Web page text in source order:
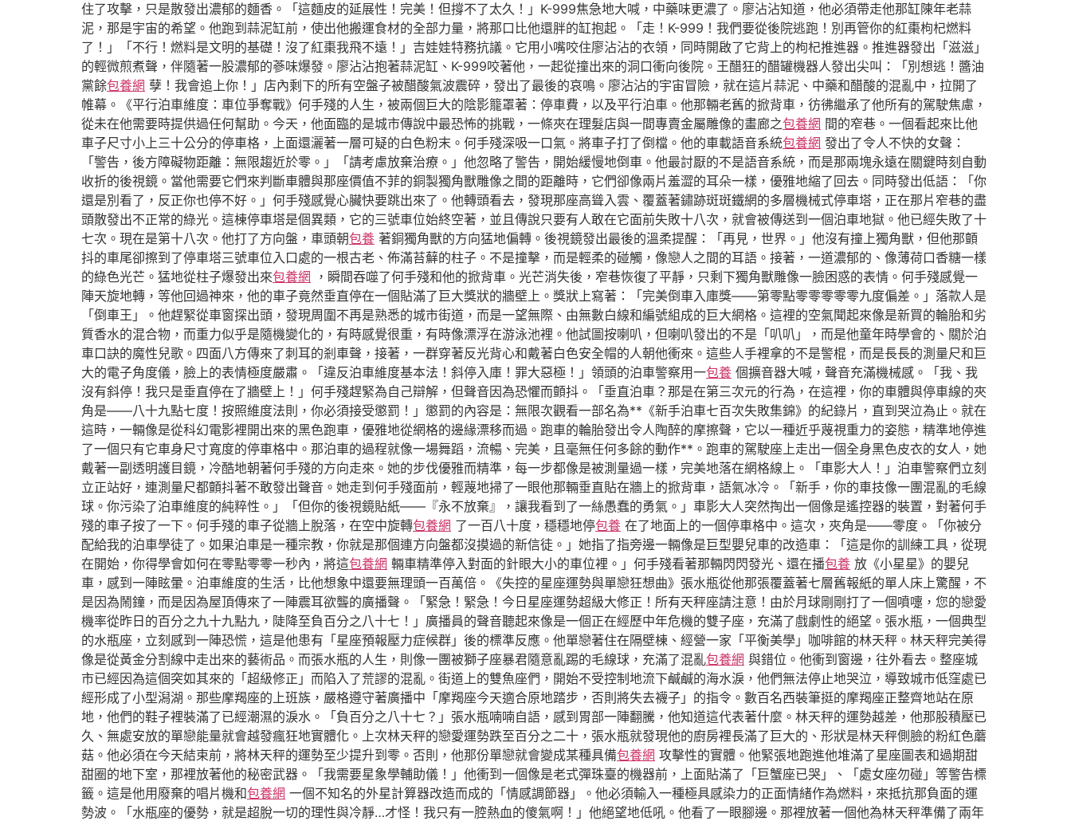
住了攻擊，只是散發出濃郁的麵香。「這麵皮的延展性！完美！但撐不了太久！」K-999焦急地大喊，中藥味更濃了。廖沾沾知道，他必須帶走他那缸陳年老蒜
泥，那是宇宙的希望。他跑到蒜泥缸前，使出他搬運食材的全部力量，將那口比他還胖的缸抱起。「走！K-999！我們要從後院逃跑！別再管你的紅棗枸杞燃料
了！」「不行！燃料是文明的基礎！沒了紅棗我飛不遠！」吉娃娃特務抗議。它用小嘴咬住廖沾沾的衣領，同時開啟了它背上的枸杞推進器。推進器發出「滋滋」
的輕微煎煮聲，伴隨著一股濃郁的蔘味爆發。廖沾沾抱著蒜泥缸、K-999咬著他，一起從撞出來的洞口衝向後院。王醋狂的醋罐機器人發出尖叫：「別想逃！醬油
黨餘包養網 孽！我會追上你！」店內剩下的所有空盤子被醋酸氣波震碎，發出了最後的哀鳴。廖沾沾的宇宙冒險，就在這片蒜泥、中藥和醋酸的混亂中，拉開了
帷幕。《平行泊車維度：車位爭奪戰》何手殘的人生，被兩個巨大的陰影籠罩著：停車費，以及平行泊車。他那輛老舊的掀背車，彷彿繼承了他所有的駕駛焦慮，
從未在他需要時提供過任何幫助。今天，他面臨的是城市傳說中最恐怖的挑戰，一條夾在理髮店與一間專賣金屬雕像的畫廊之包養網 間的窄巷。一個看起來比他
車子尺寸小上三十公分的停車格，上面還灑著一層可疑的白色粉末。何手殘深吸一口氣。將車子打了倒檔。他的車載語音系統包養網 發出了令人不快的女聲：
「警告，後方障礙物距離：無限趨近於零。」「請考慮放棄治療。」他忽略了警告，開始緩慢地倒車。他最討厭的不是語音系統，而是那兩塊永遠在關鍵時刻自動
收折的後視鏡。當他需要它們來判斷車體與那座價值不菲的銅製獨角獸雕像之間的距離時，它們卻像兩片羞澀的耳朵一樣，優雅地縮了回去。同時發出低語：「你
還是別看了，反正你也停不好。」何手殘感覺心臟快要跳出來了。他轉頭看去，發現那座高聳入雲、覆蓋著鏽跡斑斑鐵網的多層機械式停車塔，正在那片窄巷的盡
頭散發出不正常的綠光。這棟停車塔是個異類，它的三號車位始終空著，並且傳說只要有人敢在它面前失敗十八次，就會被傳送到一個泊車地獄。他已經失敗了十
七次。現在是第十八次。他打了方向盤，車頭朝包養 著銅獨角獸的方向猛地偏轉。後視鏡發出最後的溫柔提醒：「再見，世界。」他沒有撞上獨角獸，但他那顫
抖的車尾卻擦到了停車塔三號車位入口處的一根古老、佈滿苔蘚的柱子。不是撞擊，而是輕柔的碰觸，像戀人之間的耳語。接著，一道濃郁的、像薄荷口香糖一樣
的綠色光芒。猛地從柱子爆發出來包養網 ，瞬間吞噬了何手殘和他的掀背車。光芒消失後，窄巷恢復了平靜，只剩下獨角獸雕像一臉困惑的表情。何手殘感覺一
陣天旋地轉，等他回過神來，他的車子竟然垂直停在一個貼滿了巨大獎狀的牆壁上。獎狀上寫著：「完美倒車入庫獎——第零點零零零零零九度偏差。」落款人是
「倒車王」。他趕緊從車窗探出頭，發現周圍不再是熟悉的城市街道，而是一望無際、由無數白線和編號組成的巨大網格。這裡的空氣聞起來像是新買的輪胎和劣
質香水的混合物，而重力似乎是隨機變化的，有時感覺很重，有時像漂浮在游泳池裡。他試圖按喇叭，但喇叭發出的不是「叭叭」，而是他童年時學會的、關於泊
車口訣的魔性兒歌。四面八方傳來了刺耳的剎車聲，接著，一群穿著反光背心和戴著白色安全帽的人朝他衝來。這些人手裡拿的不是警棍，而是長長的測量尺和巨
大的電子角度儀，臉上的表情極度嚴肅。「違反泊車維度基本法！斜停入庫！罪大惡極！」領頭的泊車警察用一包養 個擴音器大喊，聲音充滿機械感。「我、我
沒有斜停！我只是垂直停在了牆壁上！」何手殘趕緊為自己辯解，但聲音因為恐懼而顫抖。「垂直泊車？那是在第三次元的行為，在這裡，你的車體與停車線的夾
角是——八十九點七度！按照維度法則，你必須接受懲罰！」懲罰的內容是：無限次觀看一部名為**《新手泊車七百次失敗集錦》的紀錄片，直到哭泣為止。就在
這時，一輛像是從科幻電影裡開出來的黑色跑車，優雅地從網格的邊緣漂移而過。跑車的輪胎發出令人陶醉的摩擦聲，它以一種近乎蔑視重力的姿態，精準地停進
了一個只有它車身尺寸寬度的停車格中。那泊車的過程就像一場舞蹈，流暢、完美，且毫無任何多餘的動作**。跑車的駕駛座上走出一個全身黑色皮衣的女人，她
戴著一副透明護目鏡，冷酷地朝著何手殘的方向走來。她的步伐優雅而精準，每一步都像是被測量過一樣，完美地落在網格線上。「車影大人！」泊車警察們立刻
立正站好，連測量尺都顫抖著不敢發出聲音。她走到何手殘面前，輕蔑地掃了一眼他那輛垂直貼在牆上的掀背車，語氣冰冷。「新手，你的車技像一團混亂的毛線
球。你污染了泊車維度的純粹性。」「但你的後視鏡貼紙——『永不放棄』，讓我看到了一絲愚蠢的勇氣。」車影大人突然掏出一個像是遙控器的裝置，對著何手
殘的車子按了一下。何手殘的車子從牆上脫落，在空中旋轉包養網 了一百八十度，穩穩地停包養 在了地面上的一個停車格中。這次，夾角是——零度。「你被分
配給我的泊車學徒了。如果泊車是一種宗教，你就是那個連方向盤都沒摸過的新信徒。」她指了指旁邊一輛像是巨型嬰兒車的改造車：「這是你的訓練工具，從現
在開始，你得學會如何在零點零零一秒內，將這包養網 輛車精準停入對面的針眼大小的車位裡。」何手殘看著那輛閃閃發光、還在播包養 放《小星星》的嬰兒
車，感到一陣眩暈。泊車維度的生活，比他想象中還要無理頭一百萬倍。《失控的星座運勢與單戀狂想曲》張水瓶從他那張覆蓋著七層舊報紙的單人床上驚醒，不
是因為鬧鐘，而是因為屋頂傳來了一陣震耳欲聾的廣播聲。「緊急！緊急！今日星座運勢超級大修正！所有天秤座請注意！由於月球剛剛打了一個噴嚏，您的戀愛
機率從昨日的百分之九十九點九，陡降至負百分之八十七！」廣播員的聲音聽起來像是一個正在經歷中年危機的雙子座，充滿了戲劇性的絕望。張水瓶，一個典型
的水瓶座，立刻感到一陣恐慌，這是他患有「星座預報壓力症候群」後的標準反應。他單戀著住在隔壁棟、經營一家「平衡美學」咖啡館的林天秤。林天秤完美得
像是從黃金分割線中走出來的藝術品。而張水瓶的人生，則像一團被獅子座暴君隨意亂踢的毛線球，充滿了混亂包養網 與錯位。他衝到窗邊，往外看去。整座城
市已經因為這個突如其來的「超級修正」而陷入了荒謬的混亂。街道上的雙魚座們，開始不受控制地流下鹹鹹的海水淚，他們無法停止地哭泣，導致城市低窪處已
經形成了小型潟湖。那些摩羯座的上班族，嚴格遵守著廣播中「摩羯座今天適合原地踏步，否則將失去襪子」的指令。數百名西裝筆挺的摩羯座正整齊地站在原
地，他們的鞋子裡裝滿了已經潮濕的淚水。「負百分之八十七？」張水瓶喃喃自語，感到胃部一陣翻騰，他知道這代表著什麼。林天秤的運勢越差，他那股積壓已
久、無處安放的單戀能量就會越發瘋狂地實體化。上次林天秤的戀愛運勢跌至百分之二十，張水瓶就發現他的廚房裡長滿了巨大的、形狀是林天秤側臉的粉紅色蘑
菇。他必須在今天結束前，將林天秤的運勢至少提升到零。否則，他那份單戀就會變成某種具備包養網 攻擊性的實體。他緊張地跑進他堆滿了星座圖表和過期甜
甜圈的地下室，那裡放著他的秘密武器。「我需要星象學輔助儀！」他衝到一個像是老式彈珠臺的機器前，上面貼滿了「巨蟹座已哭」、「處女座勿碰」等警告標
籤。這是他用廢棄的唱片機和包養網 一個不知名的外星計算器改造而成的「情感調節器」。他必須輸入一種極具感染力的正面情緒作為燃料，來抵抗那負面的運
勢波。「水瓶座的優勢，就是超脫一切的理性與冷靜…才怪！我只有一腔熱血的傻氣啊！」他絕望地低吼。他看了一眼腳邊。那裡放著一個他為林天秤準備了兩年